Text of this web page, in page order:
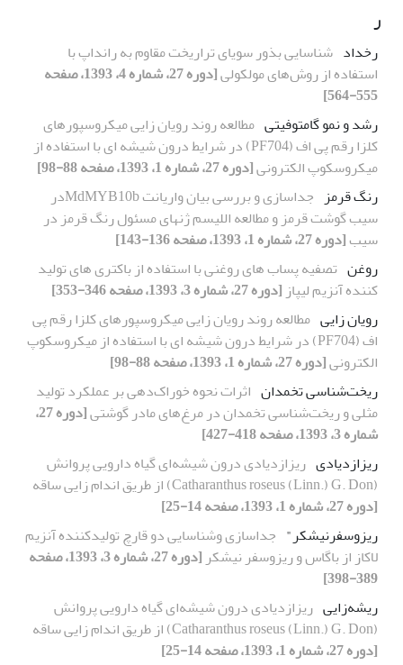
ر
رخداد شناسایی بذور سویای تراریخت مقاوم به رانداپ با
استفاده از روش‌های مولکولی
[دوره 27، شماره 4، 1393، صفحه
555-564]
رشد و نمو گامتوفیتی مطالعه روند رویان زایی میکروسپورهای
کلزا رقم پی اف (PF704) در شرایط درون شیشه ای با استفاده از
میکروسکوپ الکترونی[دوره 27، شماره 1، 1393، صفحه 88-98]
رنگ قرمز
جداسازی و بررسی بیان واریانت MdMYB10bدر
سیب گوشت قرمز و مطالعه اللیسم ژنهای مسئول رنگ قرمز در
سیب[دوره 27، شماره 1، 1393، صفحه 136-143]
روغن تصفیه پساب های روغنی با استفاده از باکتری های تولید
کننده آنزیم لیپاز [دوره 27، شماره 3، 1393، صفحه 346-353]
رویان زایی مطالعه روند رویان زایی میکروسپورهای کلزا رقم پی
اف (PF704) در شرایط درون شیشه ای با استفاده از میکروسکوپ
الکترونی[دوره 27، شماره 1، 1393، صفحه 88-98]
ریخت‌شناسی تخمدان اثرات نحوه خوراک‌دهی بر عملکرد تولید
مثلی و ریخت‌شناسی تخمدان در مرغ‌های مادر گوشتی
[دوره 27،
شماره 3، 1393، صفحه 418-427]
ریزازدیادی ریزازدیادی درون شیشه‌ای گیاه دارویی پروانش
(Catharanthus roseus (Linn.) G. Don) از طریق اندام زایی ساقه
[دوره 27، شماره 1، 1393، صفحه 14-25]
ریزوسفرنیشکر" جداسازی وشناسایی دو قارچ تولیدکننده آنزیم
لاکاز از باگاس و ریزوسفر نیشکر
[دوره 27، شماره 3، 1393، صفحه
389-398]
ریشه‌زایی ریزازدیادی درون شیشه‌ای گیاه دارویی پروانش
(Catharanthus roseus (Linn.) G. Don) از طریق اندام زایی ساقه
[دوره 27، شماره 1، 1393، صفحه 14-25]